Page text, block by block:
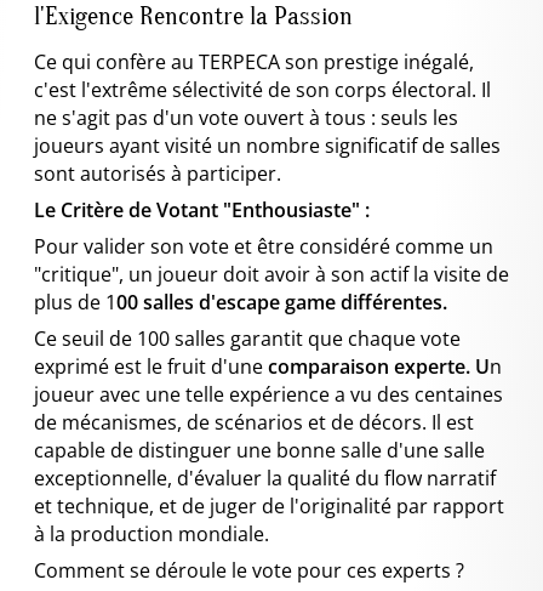
l'Exigence Rencontre la Passion
Ce qui confère au TERPECA son prestige inégalé,
c'est l'extrême sélectivité de son corps électoral. Il
ne s'agit pas d'un vote ouvert à tous : seuls les
joueurs ayant visité un nombre significatif de salles
sont autorisés à participer.
Le Critère de Votant "Enthousiaste" :
Pour valider son vote et être considéré comme un
"critique", un joueur doit avoir à son actif la visite de
plus de 100 salles d'escape game différentes.
Ce seuil de 100 salles garantit que chaque vote
exprimé est le fruit d'unecomparaison experte. Un
joueur avec une telle expérience a vu des centaines
de mécanismes, de scénarios et de décors. Il est
capable de distinguer une bonne salle d'une salle
exceptionnelle, d'évaluer la qualité du flow narratif
et technique, et de juger de l'originalité par rapport
à la production mondiale.
Comment se déroule le vote pour ces experts ?